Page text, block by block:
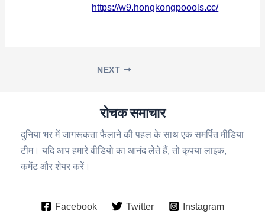
https://w9.hongkongpoools.cc/
NEXT
रोचक समाचार
दुनिया भर में जागरूकता फैलाने की पहल के साथ एक समर्पित मीडिया
टीम। यदि आप हमारे वीडियो का आनंद लेते हैं, तो कृपया लाइक,
कमेंट और शेयर करें।
Facebook Twitter Instagram